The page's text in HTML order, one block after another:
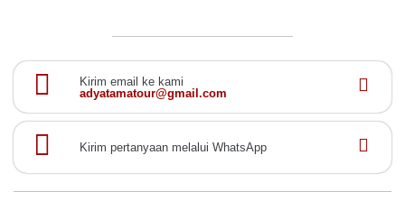
Kirim email ke kami
adyatamatour@gmail.com
Kirim pertanyaan melalui WhatsApp